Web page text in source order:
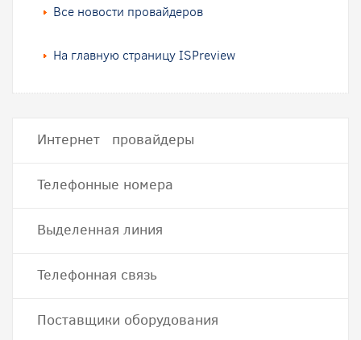
Все новости провайдеров
На главную страницу ISPreview
Интернет провайдеры
Телефонные номера
Выделенная линия
Телефонная связь
Поставщики оборудования